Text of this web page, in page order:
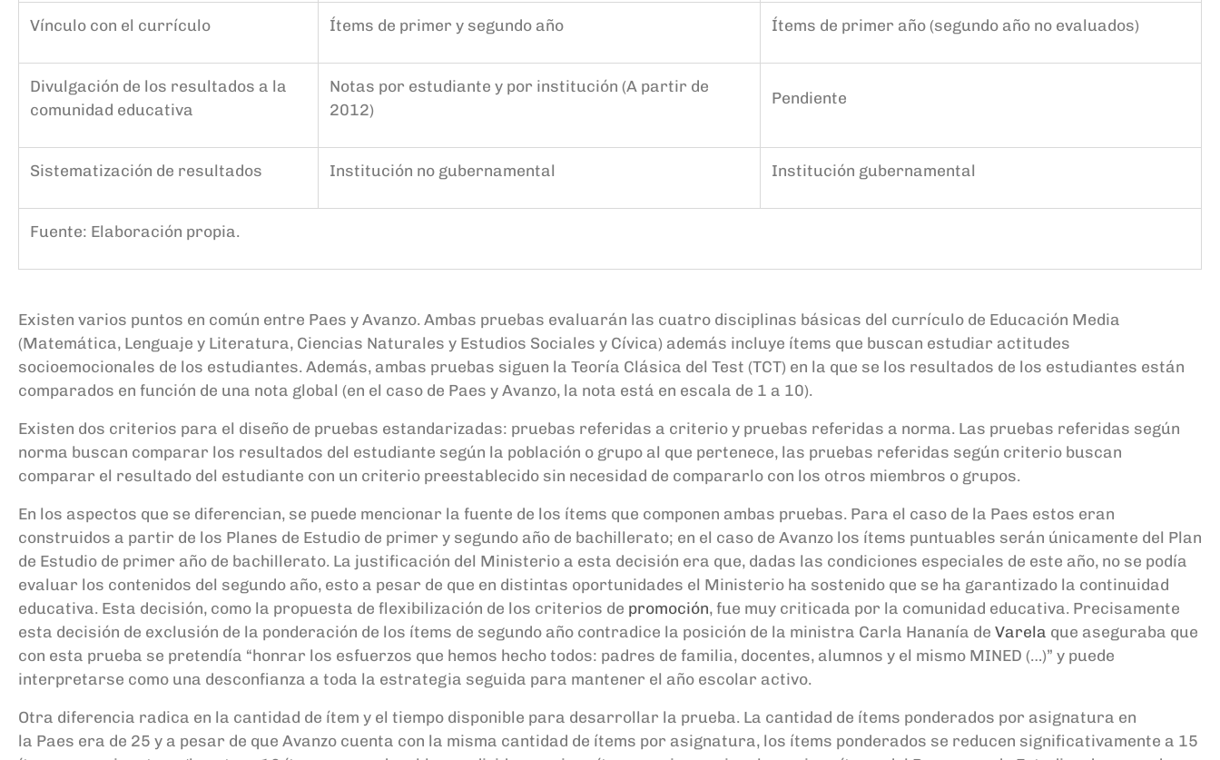
Vínculo con el currículo Ítems de primer y segundo año Ítems de primer año (segundo año no evaluados)
Divulgación de los resultados a la
comunidad educativa
Notas por estudiante y por institución (A partir de
2012)
Pendiente
Sistematización de resultados Institución no gubernamental Institución gubernamental
Fuente: Elaboración propia.
Existen varios puntos en común entre Paes y Avanzo. Ambas pruebas evaluarán las cuatro disciplinas básicas del currículo de Educación Media
(Matemática, Lenguaje y Literatura, Ciencias Naturales y Estudios Sociales y Cívica) además incluye ítems que buscan estudiar actitudes
socioemocionales de los estudiantes. Además, ambas pruebas siguen la Teoría Clásica del Test (TCT) en la que se los resultados de los estudiantes están
comparados en función de una nota global (en el caso de Paes y Avanzo, la nota está en escala de 1 a 10).
Existen dos criterios para el diseño de pruebas estandarizadas: pruebas referidas a criterio y pruebas referidas a norma. Las pruebas referidas según
norma buscan comparar los resultados del estudiante según la población o grupo al que pertenece, las pruebas referidas según criterio buscan
comparar el resultado del estudiante con un criterio preestablecido sin necesidad de compararlo con los otros miembros o grupos.
En los aspectos que se diferencian, se puede mencionar la fuente de los ítems que componen ambas pruebas. Para el caso de la Paes estos eran
construidos a partir de los Planes de Estudio de primer y segundo año de bachillerato; en el caso de Avanzo los ítems puntuables serán únicamente del Plan
de Estudio de primer año de bachillerato. La justificación del Ministerio a esta decisión era que, dadas las condiciones especiales de este año, no se podía
evaluar los contenidos del segundo año, esto a pesar de que en distintas oportunidades el Ministerio ha sostenido que se ha garantizado la continuidad
educativa. Esta decisión, como la propuesta de flexibilización de los criterios de promoción, fue muy criticada por la comunidad educativa. Precisamente
esta decisión de exclusión de la ponderación de los ítems de segundo año contradice la posición de la ministra Carla Hananía de Varela que aseguraba que
con esta prueba se pretendía “honrar los esfuerzos que hemos hecho todos: padres de familia, docentes, alumnos y el mismo MINED (…)” y puede
interpretarse como una desconfianza a toda la estrategia seguida para mantener el año escolar activo.
Otra diferencia radica en la cantidad de ítem y el tiempo disponible para desarrollar la prueba. La cantidad de ítems ponderados por asignatura en
la Paes era de 25 y a pesar de que Avanzo cuenta con la misma cantidad de ítems por asignatura, los ítems ponderados se reducen significativamente a 15